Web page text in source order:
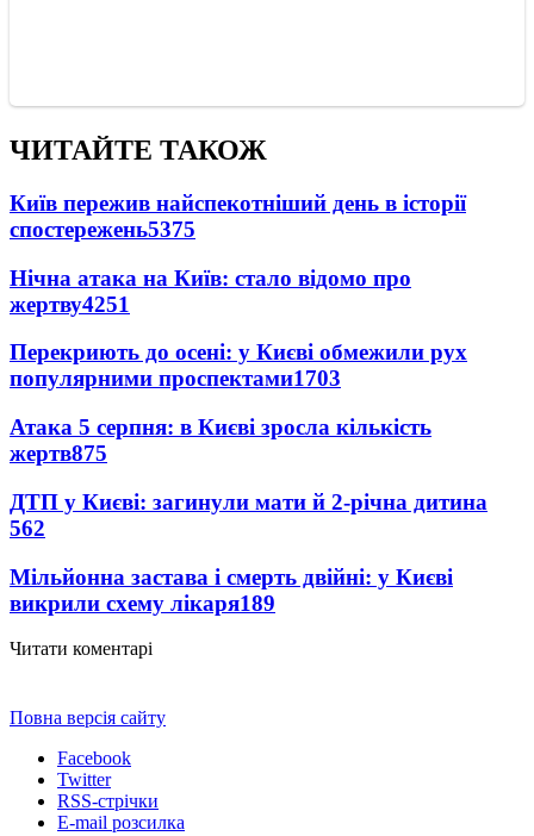
ЧИТАЙТЕ ТАКОЖ
Київ пережив найспекотніший день в історії
спостережень5375
Нічна атака на Київ: стало відомо про
жертву4251
Перекриють до осені: у Києві обмежили рух
популярними проспектами1703
Атака 5 серпня: в Києві зросла кількість
жертв875
ДТП у Києві: загинули мати й 2-річна дитина
562
Мільйонна застава і смерть двійні: у Києві
викрили схему лікаря189
Читати коментарі
Повна версія сайту
Facebook
Twitter
RSS-стрічки
E-mail розсилка